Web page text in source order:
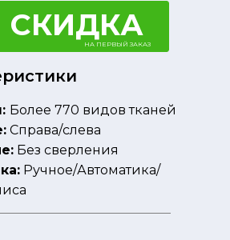
СКИДКА
НА ПЕРВЫЙ ЗАКАЗ
Более 770 видов тканей
Справа/слева
Без сверления
Ручное/Автоматика/